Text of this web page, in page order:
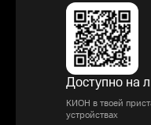
Доступно на
КИОН в твоей
устройствах